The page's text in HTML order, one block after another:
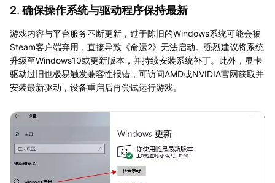
2. 确保操作系统与驱动程序保持最新
游戏内容与平台服务不断更新，过于陈旧的Windows系统可能会被
Steam客户端弃用，直接导致《命运2》无法启动。强烈建议将系统
升级至Windows10或更新版本，并持续安装系统补丁。此外，显卡
驱动过旧也极易触发兼容性报错，可访问AMD或NVIDIA官网获取并
安装最新驱动，设备重启后再尝试运行游戏。